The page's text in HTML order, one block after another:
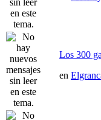
Los 300
en